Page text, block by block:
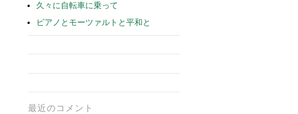
久々に自転車に乗って
ピアノとモーツァルトと平和と
最近のコメント